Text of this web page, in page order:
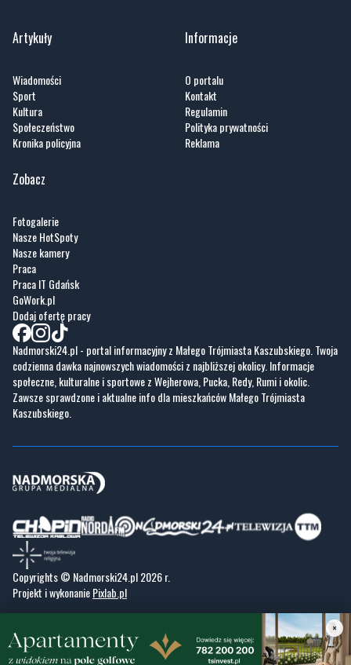
Artykuły
Wiadomości
Sport
Kultura
Społeczeństwo
Kronika policyjna
Informacje
O portalu
Kontakt
Regulamin
Polityka prywatności
Reklama
Zobacz
Fotogalerie
Nasze HotSpoty
Nasze kamery
Praca
Praca IT Gdańsk
GoWork.pl
Dodaj ofertę pracy
Nadmorski24.pl - portal informacyjny z Małego Trójmiasta Kaszubskiego. Twoja
codzienna dawka najnowszych wiadomości z najbliższej okolicy. Informacje
społeczne, kulturalne i sportowe z Wejherowa, Pucka, Redy, Rumi i okolic.
Zawsze sprawdzone i aktualne info dla mieszkańców Małego Trójmiasta
Kaszubskiego.
Copyrights © Nadmorski24.pl 2026 r.
Projekt i wykonaniePixlab.pl
×